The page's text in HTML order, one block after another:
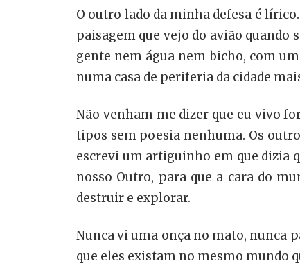
O outro lado da minha defesa é
paisagem que vejo do avião quando
gente nem água nem bicho, com
numa casa de periferia da cidade
Não venham me dizer que eu vivo
tipos sem poesia nenhuma. Os
escrevi um artiguinho em que dizia
nosso Outro, para que a cara do
destruir e explorar.
Nunca vi uma onça no mato, nunca
que eles existam no mesmo mundo